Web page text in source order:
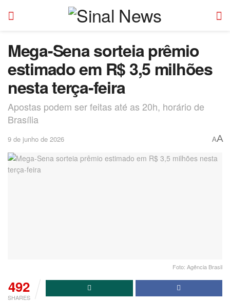
Mega-Sena sorteia prêmio
estimado em R$ 3,5 milhões
nesta terça-feira
Apostas podem ser feitas até as 20h, horário de
Brasília
9 de junho de 2026 AA
Foto: Agência Brasil
492
SHARES